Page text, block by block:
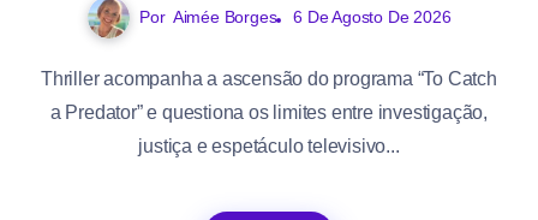
Por Aimée Borges 6 De Agosto De 2026
Thriller acompanha a ascensão do programa “To Catch
a Predator” e questiona os limites entre investigação,
justiça e espetáculo televisivo...